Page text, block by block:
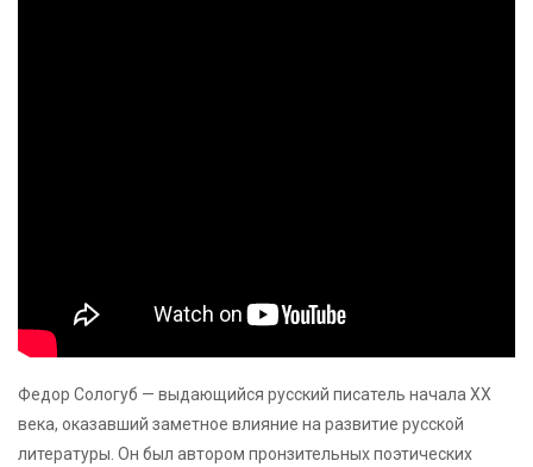
Федор Сологуб — выдающийся русский писатель начала XX
века, оказавший заметное влияние на развитие русской
литературы. Он был автором пронзительных поэтических